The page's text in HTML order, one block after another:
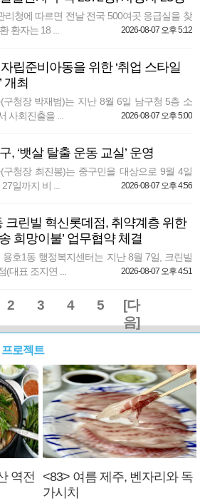
리청에 따르면 전날 전국 500여곳 응급실을 찾
환자는 18 ...
2026-08-07 오후 5:12
립준비아동을 위한 ‘취업 스타일
개최
구청장 박재범)는 지난 8월 6일 남구청 5층 소
사회진출을 ...
2026-08-07 오후 5:00
, ‘뱃살 탈출 운동 교실’ 운영
구청장 최진봉)는 중구민을 대상으로 9월 4일
일까지 비 ...
2026-08-07 오후 4:56
크린빌 혁신롯데점, 취약계층 위한
희망이불’ 업무협약 체결
용호1동 행정복지센터는 지난 8월 7일, 크린빌
(대표 조지연 ...
2026-08-07 오후 4:51
2 3 4 5
[다
음]
로젝트
역전
<83> 여름 제주, 벤자리와 독
가시치